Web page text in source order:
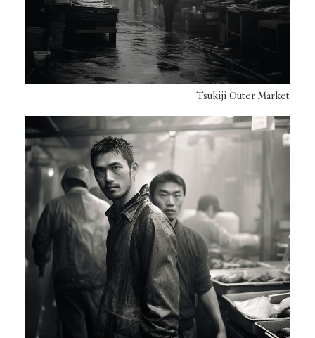
Tsukiji Outer Market